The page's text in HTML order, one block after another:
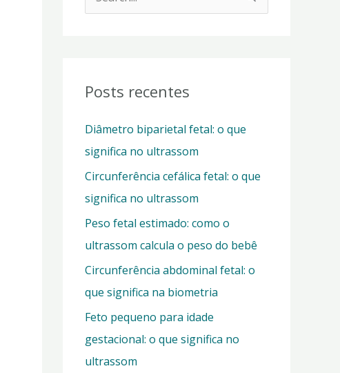
u
s
a
r
p
o
r
:
Posts recentes
Diâmetro biparietal fetal: o que
significa no ultrassom
Circunferência cefálica fetal: o que
significa no ultrassom
Peso fetal estimado: como o
ultrassom calcula o peso do bebê
Circunferência abdominal fetal: o
que significa na biometria
Feto pequeno para idade
gestacional: o que significa no
ultrassom